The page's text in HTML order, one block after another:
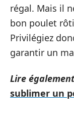
régal. Mais il
bon poulet
Privilégiez
garantir un
Lire
sublimer un